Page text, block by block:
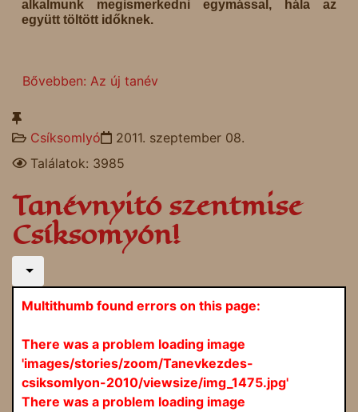
alkalmunk megismerkedni egymással, hála az
együtt töltött időknek.
Bővebben: Az új tanév
Csíksomlyó
2011. szeptember 08.
Találatok: 3985
Tanévnyitó szentmise
Csíksomyón!
Multithumb found errors on this page:
There was a problem loading image
'images/stories/zoom/Tanevkezdes-
csiksomlyon-2010/viewsize/img_1475.jpg'
There was a problem loading image